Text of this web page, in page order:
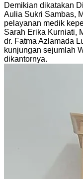
Demikian dikatakan
Aulia Sukri Sambas,
pelayanan medik
Sarah Erika Kurniati,
dr. Fatma Azlamada
kunjungan sejumlah
dikantornya.